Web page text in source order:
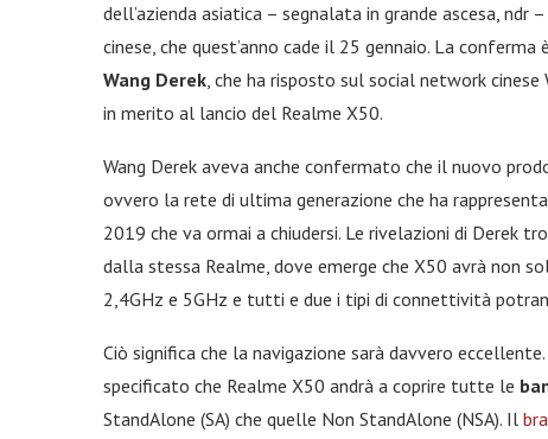
dell’azienda asiatica – segnalata in grande ascesa,
cinese, che quest’anno cade il 25 gennaio. La
Wang Derek, che ha risposto sul social network
in merito al lancio del Realme X50.
Wang Derek aveva anche confermato che il nuovo
ovvero la rete di ultima generazione che ha
2019 che va ormai a chiudersi. Le rivelazioni di Derek
dalla stessa Realme, dove emerge che X50 avrà non
2,4GHz e 5GHz e tutti e due i tipi di connettività
Ciò significa che la navigazione sarà davvero
specificato che Realme X50 andrà a coprire tutte le
StandAlone (SA) che quelle Non StandAlone (NSA). Il